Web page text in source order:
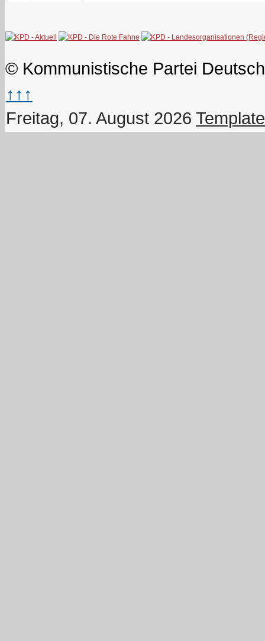
© Kommunistische Partei
↑↑↑
Freitag, 07. August 2026